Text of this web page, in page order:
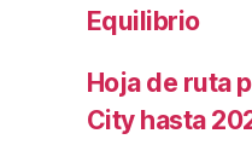
Equilibrio
Hoja de ruta
City hasta